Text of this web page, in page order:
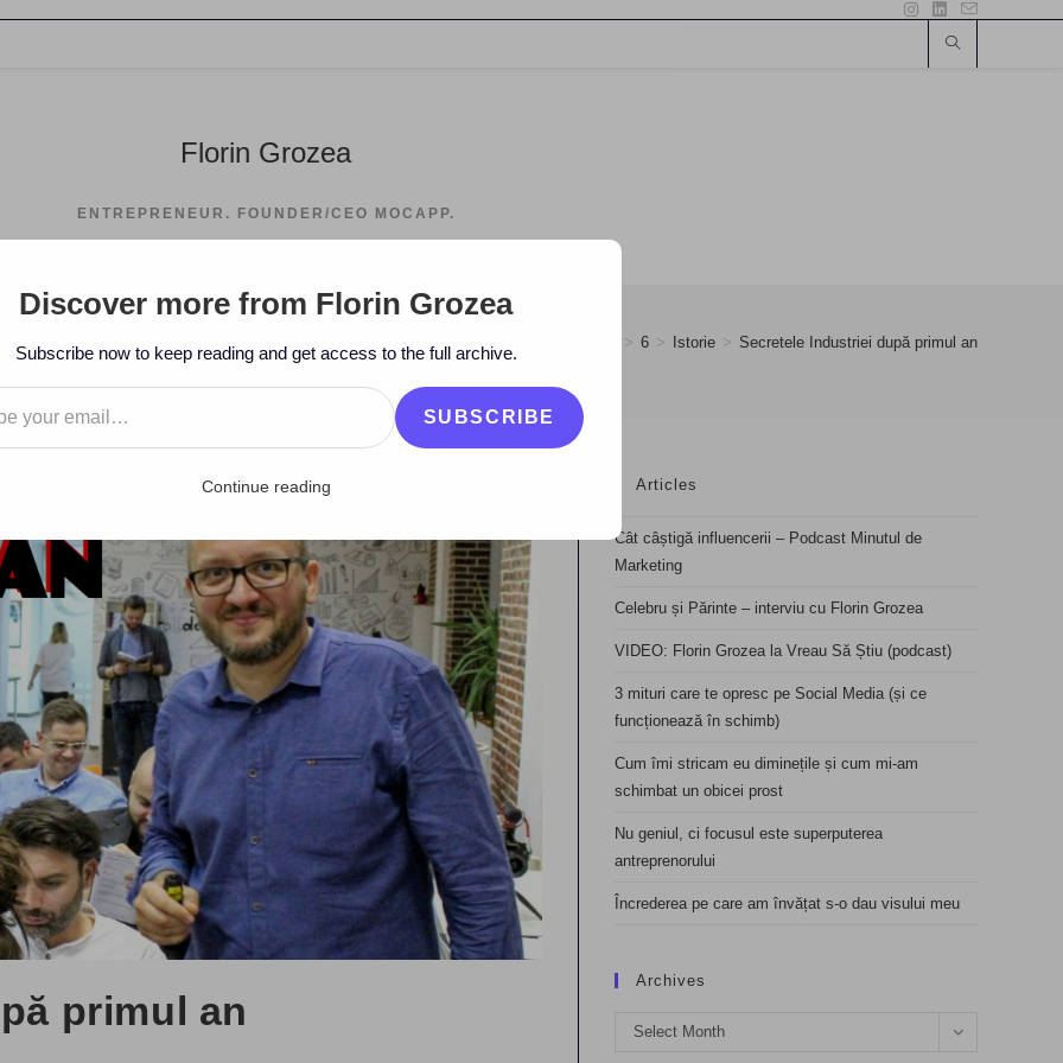
Florin Grozea
ENTREPRENEUR. FOUNDER/CEO MOCAPP.
> 6 > Istorie > Secretele Industriei după primul an
primul an
Articles
Cât câștigă influencerii – Podcast Minutul de
Marketing
Celebru și Părinte – interviu cu Florin Grozea
VIDEO: Florin Grozea la Vreau Să Știu (podcast)
3 mituri care te opresc pe Social Media (și ce
funcționează în schimb)
Cum îmi stricam eu diminețile și cum mi-am
schimbat un obicei prost
Nu geniul, ci focusul este superputerea
antreprenorului
Încrederea pe care am învățat s-o dau visului meu
Archives
Archives
Select Month
Discover more from Florin Grozea
Subscribe now to keep reading and get access to the full archive.
SUBSCRIBE
Continue reading